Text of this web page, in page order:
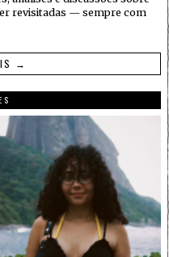
revisitadas — sempre com
→